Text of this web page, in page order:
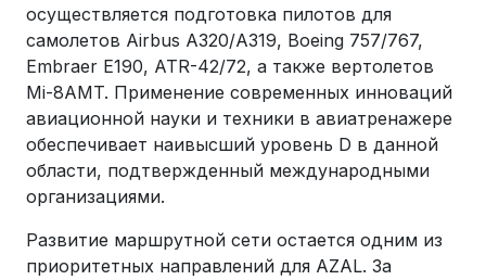
осуществляется подготовка пилотов для
самолетов Airbus A320/A319, Boeing 757/767,
Embraer E190, ATR-42/72, а также вертолетов
Mi-8AMT. Применение современных инноваций
авиационной науки и техники в авиатренажере
обеспечивает наивысший уровень D в данной
области, подтвержденный международными
организациями.
Развитие маршрутной сети остается одним из
приоритетных направлений для AZAL. За